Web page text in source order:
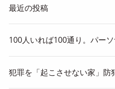
最近の投稿
100人いれば100通り。パー
犯罪を「起こさせない家」防